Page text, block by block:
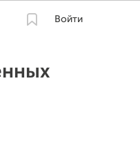
Войти